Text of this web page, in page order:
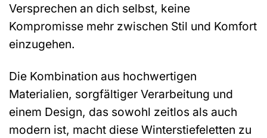
Versprechen an dich selbst, keine
Kompromisse mehr zwischen Stil und Komfort
einzugehen.
Die Kombination aus hochwertigen
Materialien, sorgfältiger Verarbeitung und
einem Design, das sowohl zeitlos als auch
modern ist, macht diese Winterstiefeletten zu